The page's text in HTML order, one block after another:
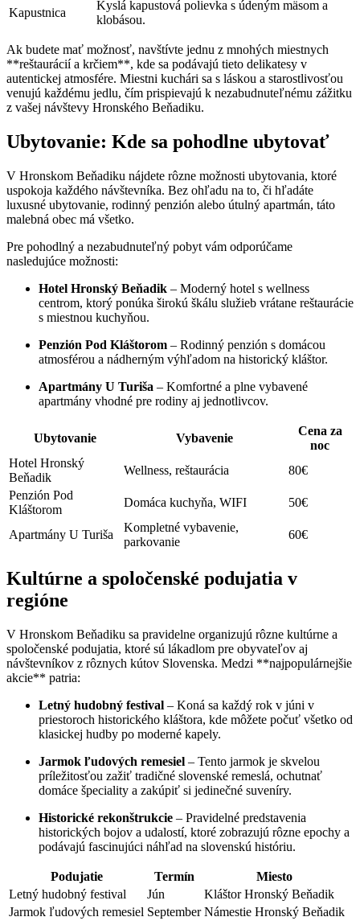
Kapustnica
Kyslá kapustová polievka s údeným mäsom a
klobásou.
Ak budete mať možnosť, navštívte jednu z mnohých miestnych
**reštaurácií a krčiem**, kde sa podávajú tieto delikatesy v
autentickej atmosfére. Miestni kuchári sa s láskou a starostlivosťou
venujú každému jedlu, čím prispievajú k nezabudnuteľnému zážitku
z vašej návštevy Hronského Beňadiku.
Ubytovanie: Kde sa pohodlne ubytovať
V Hronskom Beňadiku nájdete rôzne možnosti ubytovania, ktoré
uspokoja každého návštevníka. Bez ohľadu na to, či hľadáte
luxusné ubytovanie, rodinný penzión alebo útulný apartmán, táto
malebná obec má všetko.
Pre pohodlný a nezabudnuteľný pobyt vám odporúčame
nasledujúce možnosti:
Hotel Hronský Beňadik – Moderný hotel s wellness
centrom, ktorý ponúka širokú škálu služieb vrátane reštaurácie
s miestnou kuchyňou.
Penzión Pod Kláštorom – Rodinný penzión s domácou
atmosférou a nádherným výhľadom na historický kláštor.
Apartmány U Turiša – Komfortné a plne vybavené
apartmány vhodné pre rodiny aj jednotlivcov.
Ubytovanie Vybavenie
Cena za
noc
Hotel Hronský
Beňadik
Wellness, reštaurácia
80€
Penzión Pod
Kláštorom
Domáca kuchyňa, WIFI 50€
Apartmány U Turiša
Kompletné vybavenie,
parkovanie
60€
Kultúrne a spoločenské podujatia v
regióne
V Hronskom Beňadiku sa pravidelne organizujú rôzne kultúrne a
spoločenské podujatia, ktoré sú lákadlom pre obyvateľov aj
návštevníkov z rôznych kútov Slovenska. Medzi **najpopulárnejšie
akcie** patria:
Letný hudobný festival – Koná sa každý rok v júni v
priestoroch historického kláštora, kde môžete počuť všetko od
klasickej hudby po moderné kapely.
Jarmok ľudových remesiel – Tento jarmok je skvelou
príležitosťou zažiť tradičné slovenské remeslá, ochutnať
domáce špeciality a zakúpiť si jedinečné suveníry.
Historické rekonštrukcie – Pravidelné predstavenia
historických bojov a udalostí, ktoré zobrazujú rôzne epochy a
podávajú fascinujúci náhľad na slovenskú históriu.
Podujatie Termín
Miesto
Letný hudobný festival
Jún
Kláštor Hronský Beňadik
Jarmok ľudových remesiel September Námestie Hronský Beňadik